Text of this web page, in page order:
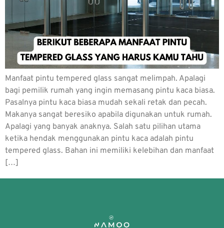
Manfaat pintu tempered glass sangat melimpah. Apalagi
bagi pemilik rumah yang ingin memasang pintu kaca biasa.
Pasalnya pintu kaca biasa mudah sekali retak dan pecah.
Makanya sangat beresiko apabila digunakan untuk rumah.
Apalagi yang banyak anaknya. Salah satu pilihan utama
ketika hendak menggunakan pintu kaca adalah pintu
tempered glass. Bahan ini memiliki kelebihan dan manfaat
[…]